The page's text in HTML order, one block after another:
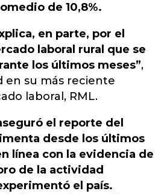
de 10,8%.
en parte, por el
laboral rural que se
los últimos meses”,
en su más reciente
laboral, RML.
el reporte del
desde los últimos
línea con la evidencia de
de la actividad
el país.